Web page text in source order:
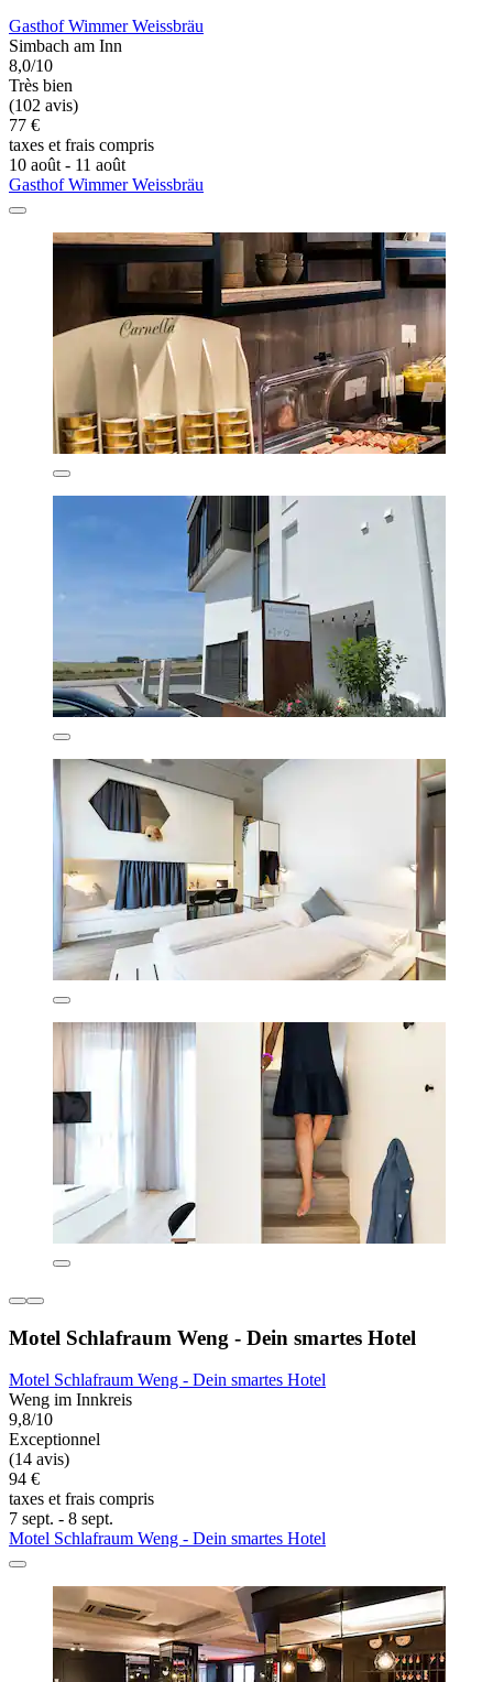
Gasthof Wimmer Weissbräu
Simbach am Inn
8,0/10
Très bien
(102 avis)
77 €
taxes et frais compris
10 août - 11 août
Gasthof Wimmer Weissbräu
Motel Schlafraum Weng - Dein smartes Hotel
Motel Schlafraum Weng - Dein smartes Hotel
Weng im Innkreis
9,8/10
Exceptionnel
(14 avis)
94 €
taxes et frais compris
7 sept. - 8 sept.
Motel Schlafraum Weng - Dein smartes Hotel